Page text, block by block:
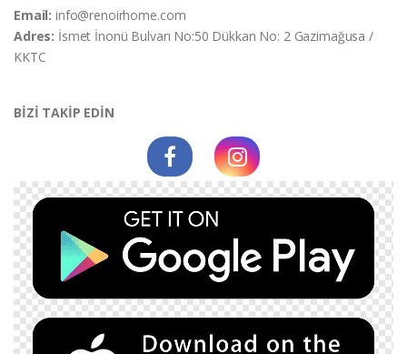
Email:info@renoirhome.com
Adres: İsmet İnonü Bulvarı No:50 Dükkan No: 2 Gazimağusa /
KKTC
BİZİ TAKİP EDİN